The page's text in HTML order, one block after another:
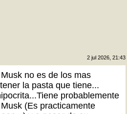
2 jul 2026, 21:43
no es de los mas
la pasta que tiene...
probablemente
(Es practicamente